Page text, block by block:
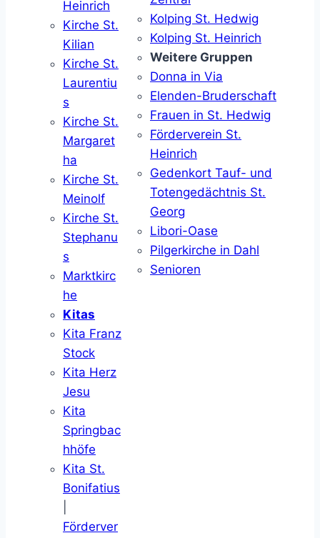
Heinrich
Kirche St.
Kilian
Kirche St.
Laurentiu
s
Kirche St.
Margaret
ha
Kirche St.
Meinolf
Kirche St.
Stephanu
s
Marktkirc
he
Kitas
Kita Franz
Stock
Kita Herz
Jesu
Kita
Springbac
hhöfe
Kita St.
Bonifatius
Förderver
Kolping St. Hedwig
Kolping St. Heinrich
Weitere Gruppen
Donna in Via
Elenden-Bruderschaft
Frauen in St. Hedwig
Förderverein St.
Heinrich
Gedenkort Tauf- und
Totengedächtnis St.
Georg
Libori-Oase
Pilgerkirche in Dahl
Senioren